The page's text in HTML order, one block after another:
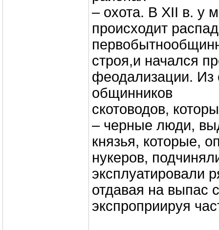
– охота. В ХII в. у
происходит распад
строя,и начался
феодализации.
общинников
скотоводов,
– черные люди,
князья, которые,
нукеров,
эксплуатировали
отдавая на выпас
экспроприируя